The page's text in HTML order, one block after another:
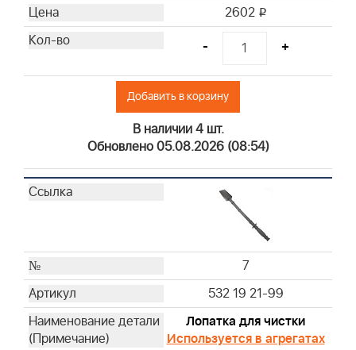
2602 i
- +
Добавить в корзину
В наличии 4 шт.
Обновлено 05.08.2026 (08:54)
7
532 19 21-99
Лопатка для чистки
Используется в агрегатах